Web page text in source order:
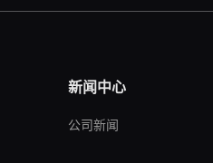
新闻中心
公司新闻